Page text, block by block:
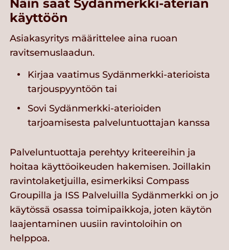
Näin saat Sydänmerkki-aterian
käyttöön
Asiakasyritys määrittelee aina ruoan
ravitsemuslaadun.
Kirjaa vaatimus Sydänmerkki-aterioista
tarjouspyyntöön tai
Sovi Sydänmerkki-aterioiden
tarjoamisesta palveluntuottajan kanssa
Palveluntuottaja perehtyy kriteereihin ja
hoitaa käyttöoikeuden hakemisen. Joillakin
ravintolaketjuilla, esimerkiksi Compass
Groupilla ja ISS Palveluilla Sydänmerkki on jo
käytössä osassa toimipaikkoja, joten käytön
laajentaminen uusiin ravintoloihin on
helppoa.